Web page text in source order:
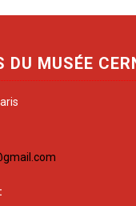
DU MUSÉE
: